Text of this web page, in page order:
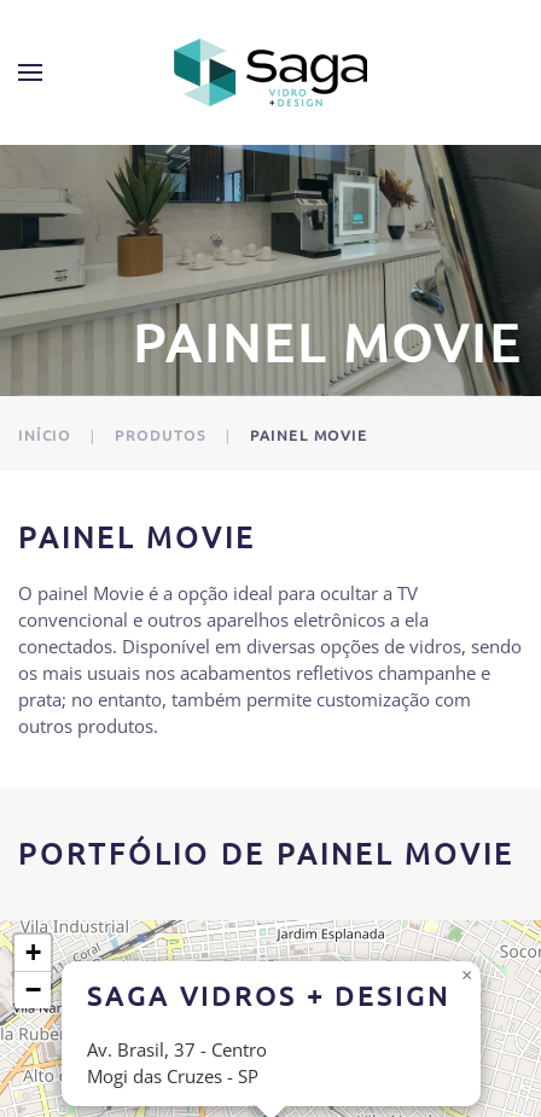
PAINEL MOVIE
INÍCIO PRODUTOS PAINEL MOVIE
PAINEL MOVIE
O painel Movie é a opção ideal para ocultar a TV
convencional e outros aparelhos eletrônicos a ela
conectados. Disponível em diversas opções de vidros, sendo
os mais usuais nos acabamentos refletivos champanhe e
prata; no entanto, também permite customização com
outros produtos.
PORTFÓLIO DE PAINEL MOVIE
SAGA VIDROS + DESIGN
Av. Brasil, 37 - Centro
Mogi das Cruzes - SP
×
+
−